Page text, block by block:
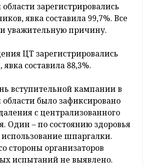
зарегистрировались
явка составила 99,7%. Все
уважительную причину.
ЦТ зарегистрировались
явка составила 88,3%.
вступительной кампании в
было зафиксировано
с централизованного
Один – по состоянию здоровья
использование шпаргалки.
стороны организаторов
испытаний не выявлено.